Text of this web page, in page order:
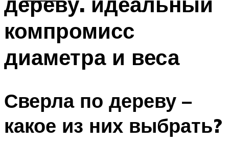
компромисс
диаметра и веса
Сверла по дереву –
какое из них выбрать?